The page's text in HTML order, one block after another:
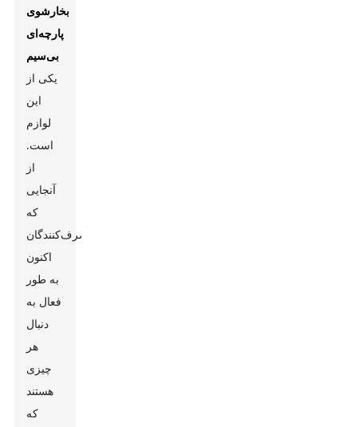
بخارشوی
پارچه‌ای
بی‌سیم
یکی از
این
لوازم
است.
از
آنجایی
که
مصرف‌کنندگان
اکنون
به طور
فعال به
دنبال
هر
چیزی
هستند
که